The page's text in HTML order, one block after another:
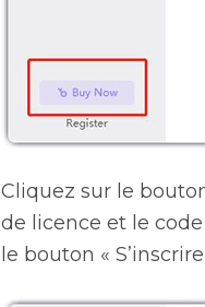
Cliquez sur le
de licence et le
le bouton «